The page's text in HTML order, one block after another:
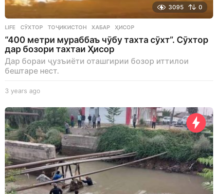
3095 0
LIFE СӮХТОР ,ТОҶИКИСТОН ,ХАБАР ,ҲИСОР
“400 метри мураббаъ чӯбу тахта сӯхт”. Сӯхтор
дар бозори тахтаи Ҳисор
Дар бораи ҷузъиёти оташгирии бозор иттилои
бештаре нест.
3 years ago
e
a
r
s
a
o